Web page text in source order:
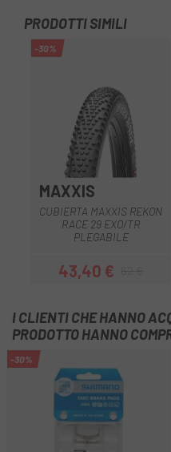
PRODOTTI SIMILI
-30%
MAXXIS
CUBIERTA MAXXIS REKON
RACE 29 EXO/TR
PLEGABILE
Prezzo
43,40 €Prezzo base
I CLIENTI CHE HANNO
PRODOTTO HANNO
-30%